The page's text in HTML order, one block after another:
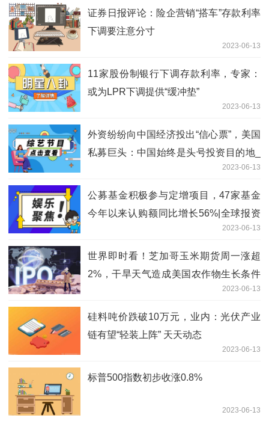
证券日报评论：险企营销“搭车”存款利率
下调要注意分寸
2023-06-13
11家股份制银行下调存款利率，专家：
或为LPR下调提供“缓冲垫”
2023-06-13
外资纷纷向中国经济投出“信心票”，美国
私募巨头：中国始终是头号投资目的地_
2023-06-13
公募基金积极参与定增项目，47家基金
今年以来认购额同比增长56%|全球报资
2023-06-13
世界即时看！芝加哥玉米期货周一涨超
2%，干旱天气造成美国农作物生长条件
2023-06-13
硅料吨价跌破10万元，业内：光伏产业
链有望“轻装上阵” 天天动态
2023-06-13
标普500指数初步收涨0.8%
2023-06-13